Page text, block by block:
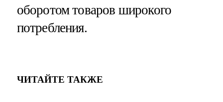
оборотом товаров широкого
потребления.
ЧИТАЙТЕ ТАКЖЕ